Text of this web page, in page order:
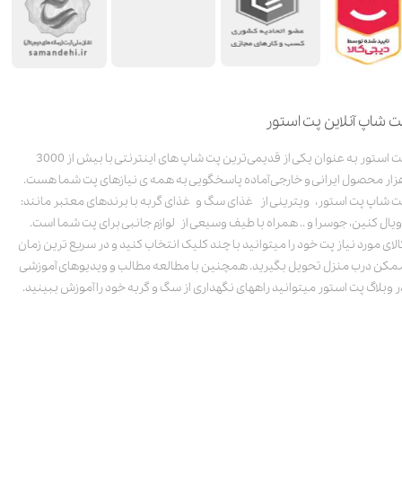
شاپ آنلاین پت استور
پت استور به عنوان یکی از قدیمی‌ترین پت شاپ های اینترنتی با بیش از 3000
محصول ایرانی و خارجی آماده پاسخگویی به همه ی نیازهای پت شما هست.
شاپ پت استور، ویترینی از غذای سگ و غذای گربه با برندهای معتبر مانند:
کنین، جوسرا و .. همراه با طیف وسیعی از لوازم جانبی برای پت شما است.
مورد نیاز پت خود را میتوانید با چند کلیک انتخاب کنید و در سریع ترین زمان
درب منزل تحویل بگیرید. همچنین با مطالعه مطالب و ویدیوهای آموزشی
وبلاگ پت استور میتوانید راههای نگهداری از سگ و گربه خود را آموزش ببینید.